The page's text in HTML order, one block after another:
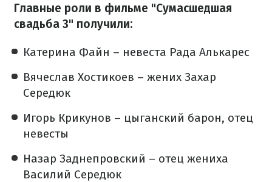
Главные роли в фильме "Сумасшедшая
свадьба 3" получили:
Катерина Файн – невеста Рада Алькарес
Вячеслав Хостикоев – жених Захар
Середюк
Игорь Крикунов – цыганский барон, отец
невесты
Назар Заднепровский – отец жениха
Василий Середюк